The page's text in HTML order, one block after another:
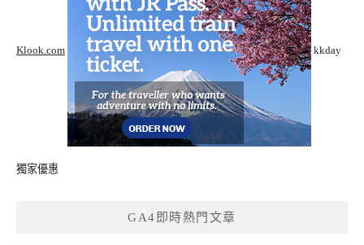
Klook.com kkday
獨家優惠
GA4即時熱門文章